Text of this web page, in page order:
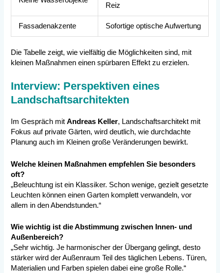
Reiz
Fassadenakzente Sofortige optische Aufwertung
Die Tabelle zeigt, wie vielfältig die Möglichkeiten sind, mit
kleinen Maßnahmen einen spürbaren Effekt zu erzielen.
Interview: Perspektiven eines
Landschaftsarchitekten
Im Gespräch mitAndreas Keller, Landschaftsarchitekt mit
Fokus auf private Gärten, wird deutlich, wie durchdachte
Planung auch im Kleinen große Veränderungen bewirkt.
Welche kleinen Maßnahmen empfehlen Sie besonders
oft?
„Beleuchtung ist ein Klassiker. Schon wenige, gezielt gesetzte
Leuchten können einen Garten komplett verwandeln, vor
allem in den Abendstunden.“
Wie wichtig ist die Abstimmung zwischen Innen- und
Außenbereich?
„Sehr wichtig. Je harmonischer der Übergang gelingt, desto
stärker wird der Außenraum Teil des täglichen Lebens. Türen,
Materialien und Farben spielen dabei eine große Rolle.“